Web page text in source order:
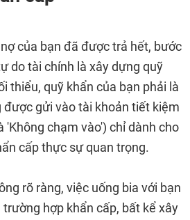
của bạn đã được trả hết, bước
do tài chính là xây dựng quỹ
thiểu, quỹ khẩn của bạn phải là
gửi vào tài khoản tiết kiệm
'Không chạm vào') chỉ dành cho
cấp thực sự quan trọng.
rõ ràng, việc uống bia với bạn
hợp khẩn cấp, bất kể xây